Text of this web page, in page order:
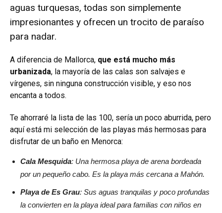
aguas turquesas, todas son simplemente
impresionantes y ofrecen un trocito de paraíso
para nadar.
A diferencia de Mallorca, que está mucho más
urbanizada, la mayoría de las calas son salvajes e
vírgenes, sin ninguna construcción visible, y eso nos
encanta a todos.
Te ahorraré la lista de las 100, sería un poco aburrida, pero
aquí está mi selección de las playas más hermosas para
disfrutar de un baño en Menorca:
Cala Mesquida: Una hermosa playa de arena bordeada
por un pequeño cabo. Es la playa más cercana a Mahón.
Playa de Es Grau: Sus aguas tranquilas y poco profundas
la convierten en la playa ideal para familias con niños en